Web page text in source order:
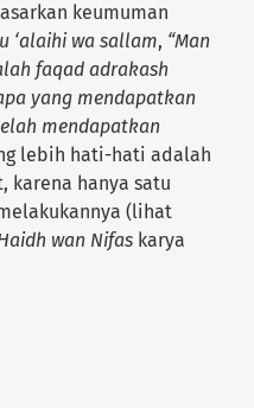
keumuman
‘alaihi wa sallam, “Man
faqad adrakash
yang mendapatkan
mendapatkan
lebih hati-hati adalah
karena hanya satu
(lihat
wan Nifas karya